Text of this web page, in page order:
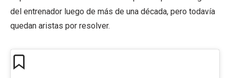
del entrenador luego de más de una década, pero todavía
quedan aristas por resolver.